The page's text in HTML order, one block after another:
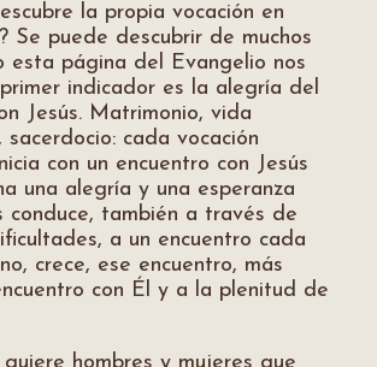
la propia vocación en
Se puede descubrir de muchos
esta página del Evangelio nos
indicador es la alegría del
Jesús. Matrimonio, vida
sacerdocio: cada vocación
con un encuentro con Jesús
una alegría y una esperanza
conduce, también a través de
a un encuentro cada
crece, ese encuentro, más
con Él y a la plenitud de